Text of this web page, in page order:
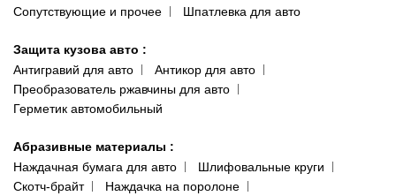
Сопутствующие и прочее
Шпатлевка для авто
Защита кузова авто :
Антигравий для авто
Антикор для авто
Преобразователь ржавчины для авто
Герметик автомобильный
Абразивные материалы :
Наждачная бумага для авто
Шлифовальные круги
Скотч-брайт
Наждачка на поролоне